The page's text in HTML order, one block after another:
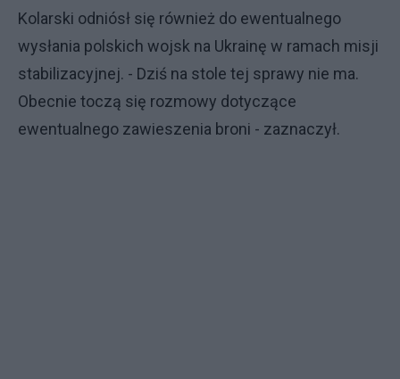
Kolarski odniósł się również do ewentualnego
wysłania polskich wojsk na Ukrainę w ramach misji
stabilizacyjnej. - Dziś na stole tej sprawy nie ma.
Obecnie toczą się rozmowy dotyczące
ewentualnego zawieszenia broni - zaznaczył.